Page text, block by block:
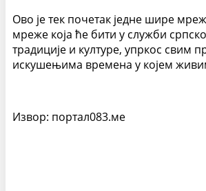
Ово је тек почетак једне шире
мреже која ће бити у служби
традиције и културе, упркос свим
искушењима времена у којем
Извор: портал083.ме